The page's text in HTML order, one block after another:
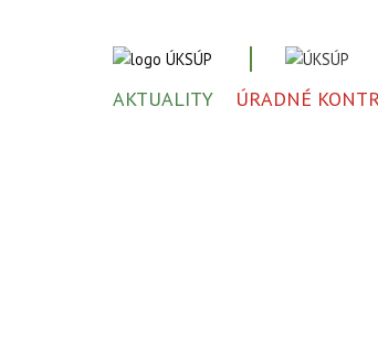
AKTUALITY ÚRADNÉ